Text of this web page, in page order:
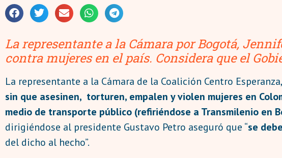
La representante a la Cámara por Bogotá,
contra mujeres en el país. Considera que el
La representante a la Cámara de la Coalición Centro
sin que asesinen, torturen, empalen y violen mujeres en
medio de transporte público (refiriéndose a Transmilenio en
dirigiéndose al presidente Gustavo Petro aseguró que “se
del dicho al hecho”.